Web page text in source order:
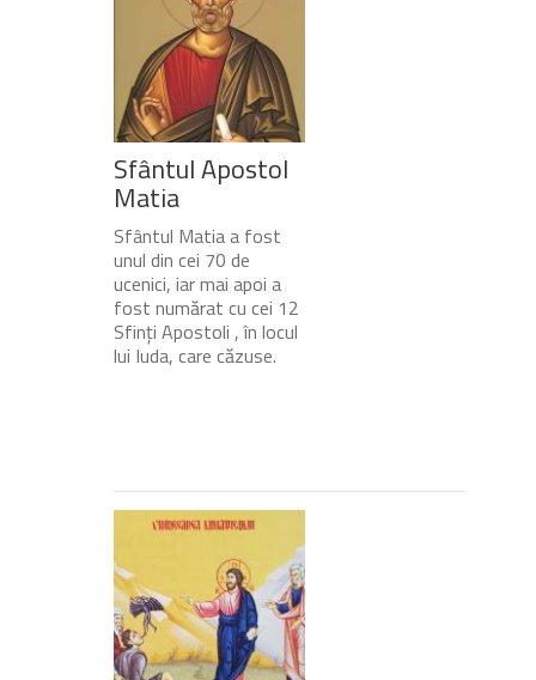
Sfântul Apostol
Matia
Sfântul Matia a fost
unul din cei 70 de
ucenici, iar mai apoi a
fost numărat cu cei 12
Sfinți Apostoli , în locul
lui Iuda, care căzuse.